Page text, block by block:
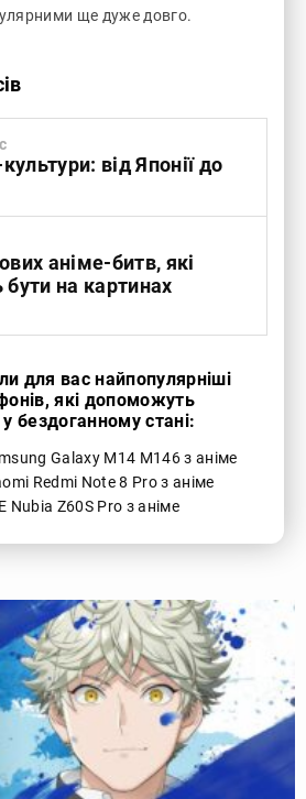
ще дуже довго.
від Японії до
аніме-битв, які
на картинах
для вас найпопулярніші
які допоможуть
бездоганному стані:
Galaxy M14 M146 з аніме
Redmi Note 8 Pro з аніме
Nubia Z60S Pro з аніме